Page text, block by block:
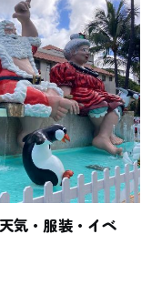
気・服装・イベ